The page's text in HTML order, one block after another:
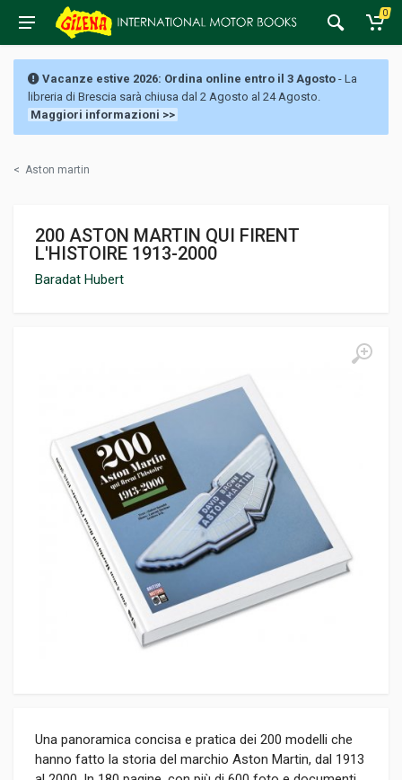
0
Vacanze estive 2026: Ordina online entro il 3 Agosto - La
libreria di Brescia sarà chiusa dal 2 Agosto al 24 Agosto.
Maggiori informazioni >>
< Aston martin
200 ASTON MARTIN QUI FIRENT
L'HISTOIRE 1913-2000
Baradat Hubert
Una panoramica concisa e pratica dei 200 modelli che
hanno fatto la storia del marchio Aston Martin, dal 1913